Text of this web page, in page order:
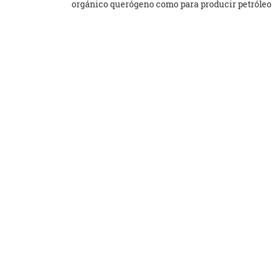
orgánico querógeno como para producir